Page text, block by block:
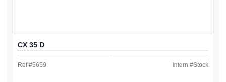
CX 35 D
Ref #5659 Intern #Stock